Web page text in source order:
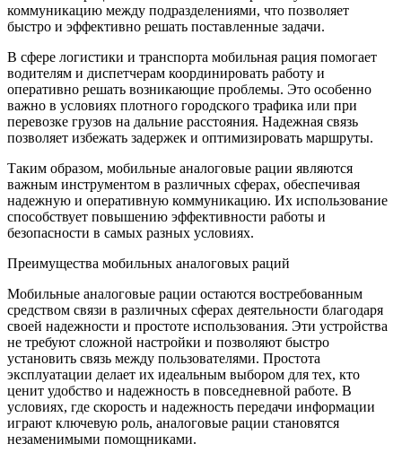
коммуникацию между подразделениями, что позволяет
быстро и эффективно решать поставленные задачи.
В сфере логистики и транспорта мобильная рация помогает
водителям и диспетчерам координировать работу и
оперативно решать возникающие проблемы. Это особенно
важно в условиях плотного городского трафика или при
перевозке грузов на дальние расстояния. Надежная связь
позволяет избежать задержек и оптимизировать маршруты.
Таким образом, мобильные аналоговые рации являются
важным инструментом в различных сферах, обеспечивая
надежную и оперативную коммуникацию. Их использование
способствует повышению эффективности работы и
безопасности в самых разных условиях.
Преимущества мобильных аналоговых раций
Мобильные аналоговые рации остаются востребованным
средством связи в различных сферах деятельности благодаря
своей надежности и простоте использования. Эти устройства
не требуют сложной настройки и позволяют быстро
установить связь между пользователями. Простота
эксплуатации делает их идеальным выбором для тех, кто
ценит удобство и надежность в повседневной работе. В
условиях, где скорость и надежность передачи информации
играют ключевую роль, аналоговые рации становятся
незаменимыми помощниками.